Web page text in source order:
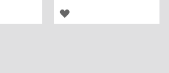
AGREGAR